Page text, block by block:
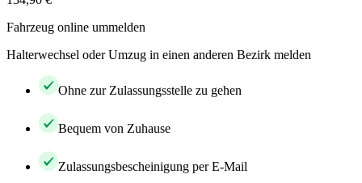
Fahrzeug online ummelden
Halterwechsel oder Umzug in einen anderen Bezirk melden
Ohne zur Zulassungsstelle zu gehen
Bequem von Zuhause
Zulassungsbescheinigung per E-Mail